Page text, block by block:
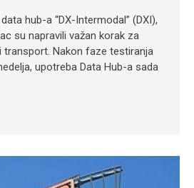
hub-a “DX-Intermodal” (DXI),
su napravili važan korak za
transport. Nakon faze testiranja
upotreba Data Hub-a sada